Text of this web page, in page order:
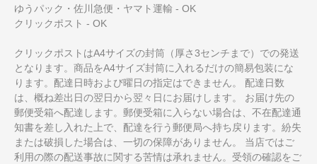
ゆうパック・佐川急便・ヤマト運輸 - OK
クリックポスト - OK
クリックポストはA4サイズの封筒（厚さ3センチまで）での発送
となります。商品をA4サイズ封筒に入れるだけの簡易包装にな
ります。配達日時および曜日の指定はできません。 配達日数
は、概ね差出日の翌日から翌々日にお届けします。 お届け先の
郵便受箱へ配達します。郵便受箱に入らない場合は、不在配達通
知書を差し入れた上で、配達を行う郵便局へ持ち戻ります。紛失
または破損した場合は、一切の保障がありません。 当店ではご
利用の際の配送事故に関する苦情は承れません。受領の確認をご